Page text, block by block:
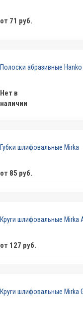
от 71 руб.
Полоски абразивные Hanko
Нет в
наличии
Губки шлифовальные Mirka
от 85 руб.
Круги шлифовальные Mirka
от 127 руб.
Круги шлифовальные Mirka